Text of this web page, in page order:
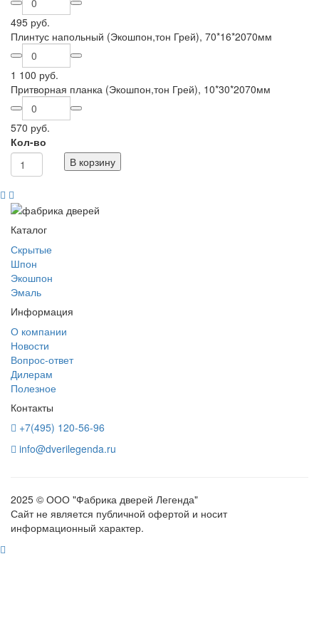
495 руб.
Плинтус напольный (Экошпон,тон Грей), 70*16*2070мм
1 100 руб.
Притворная планка (Экошпон,тон Грей), 10*30*2070мм
570 руб.
Кол-во
В корзину
Каталог
Скрытые
Шпон
Экошпон
Эмаль
Информация
О компании
Новости
Вопрос-ответ
Дилерам
Полезное
Контакты
+7(495) 120-56-96
info@dverilegenda.ru
2025 © ООО "Фабрика дверей Легенда"
Сайт не является публичной офертой и носит
информационный характер.